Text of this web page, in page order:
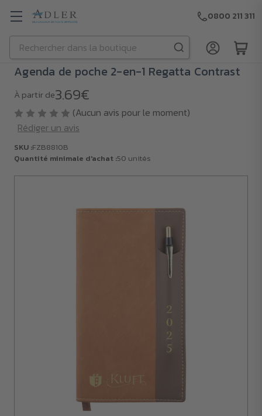
Passer au contenu principal
Rechercher
0800 211 311
Agenda de poche 2-en-1 Regatta Contrast
À partir de3.69€
(Aucun avis pour le moment)
Rédiger un avis
SKU :FZB8810B
Quantité minimale d'achat :50 unités